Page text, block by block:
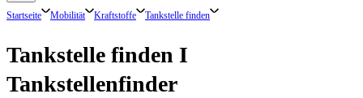
Startseite Mobilität Kraftstoffe Tankstelle finden
Tankstelle finden I
Tankstellenfinder